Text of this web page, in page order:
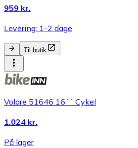
959 kr.
Levering: 1-2 dage
Til butik
Volare 51646 16´´ Cykel
1.024 kr.
På lager